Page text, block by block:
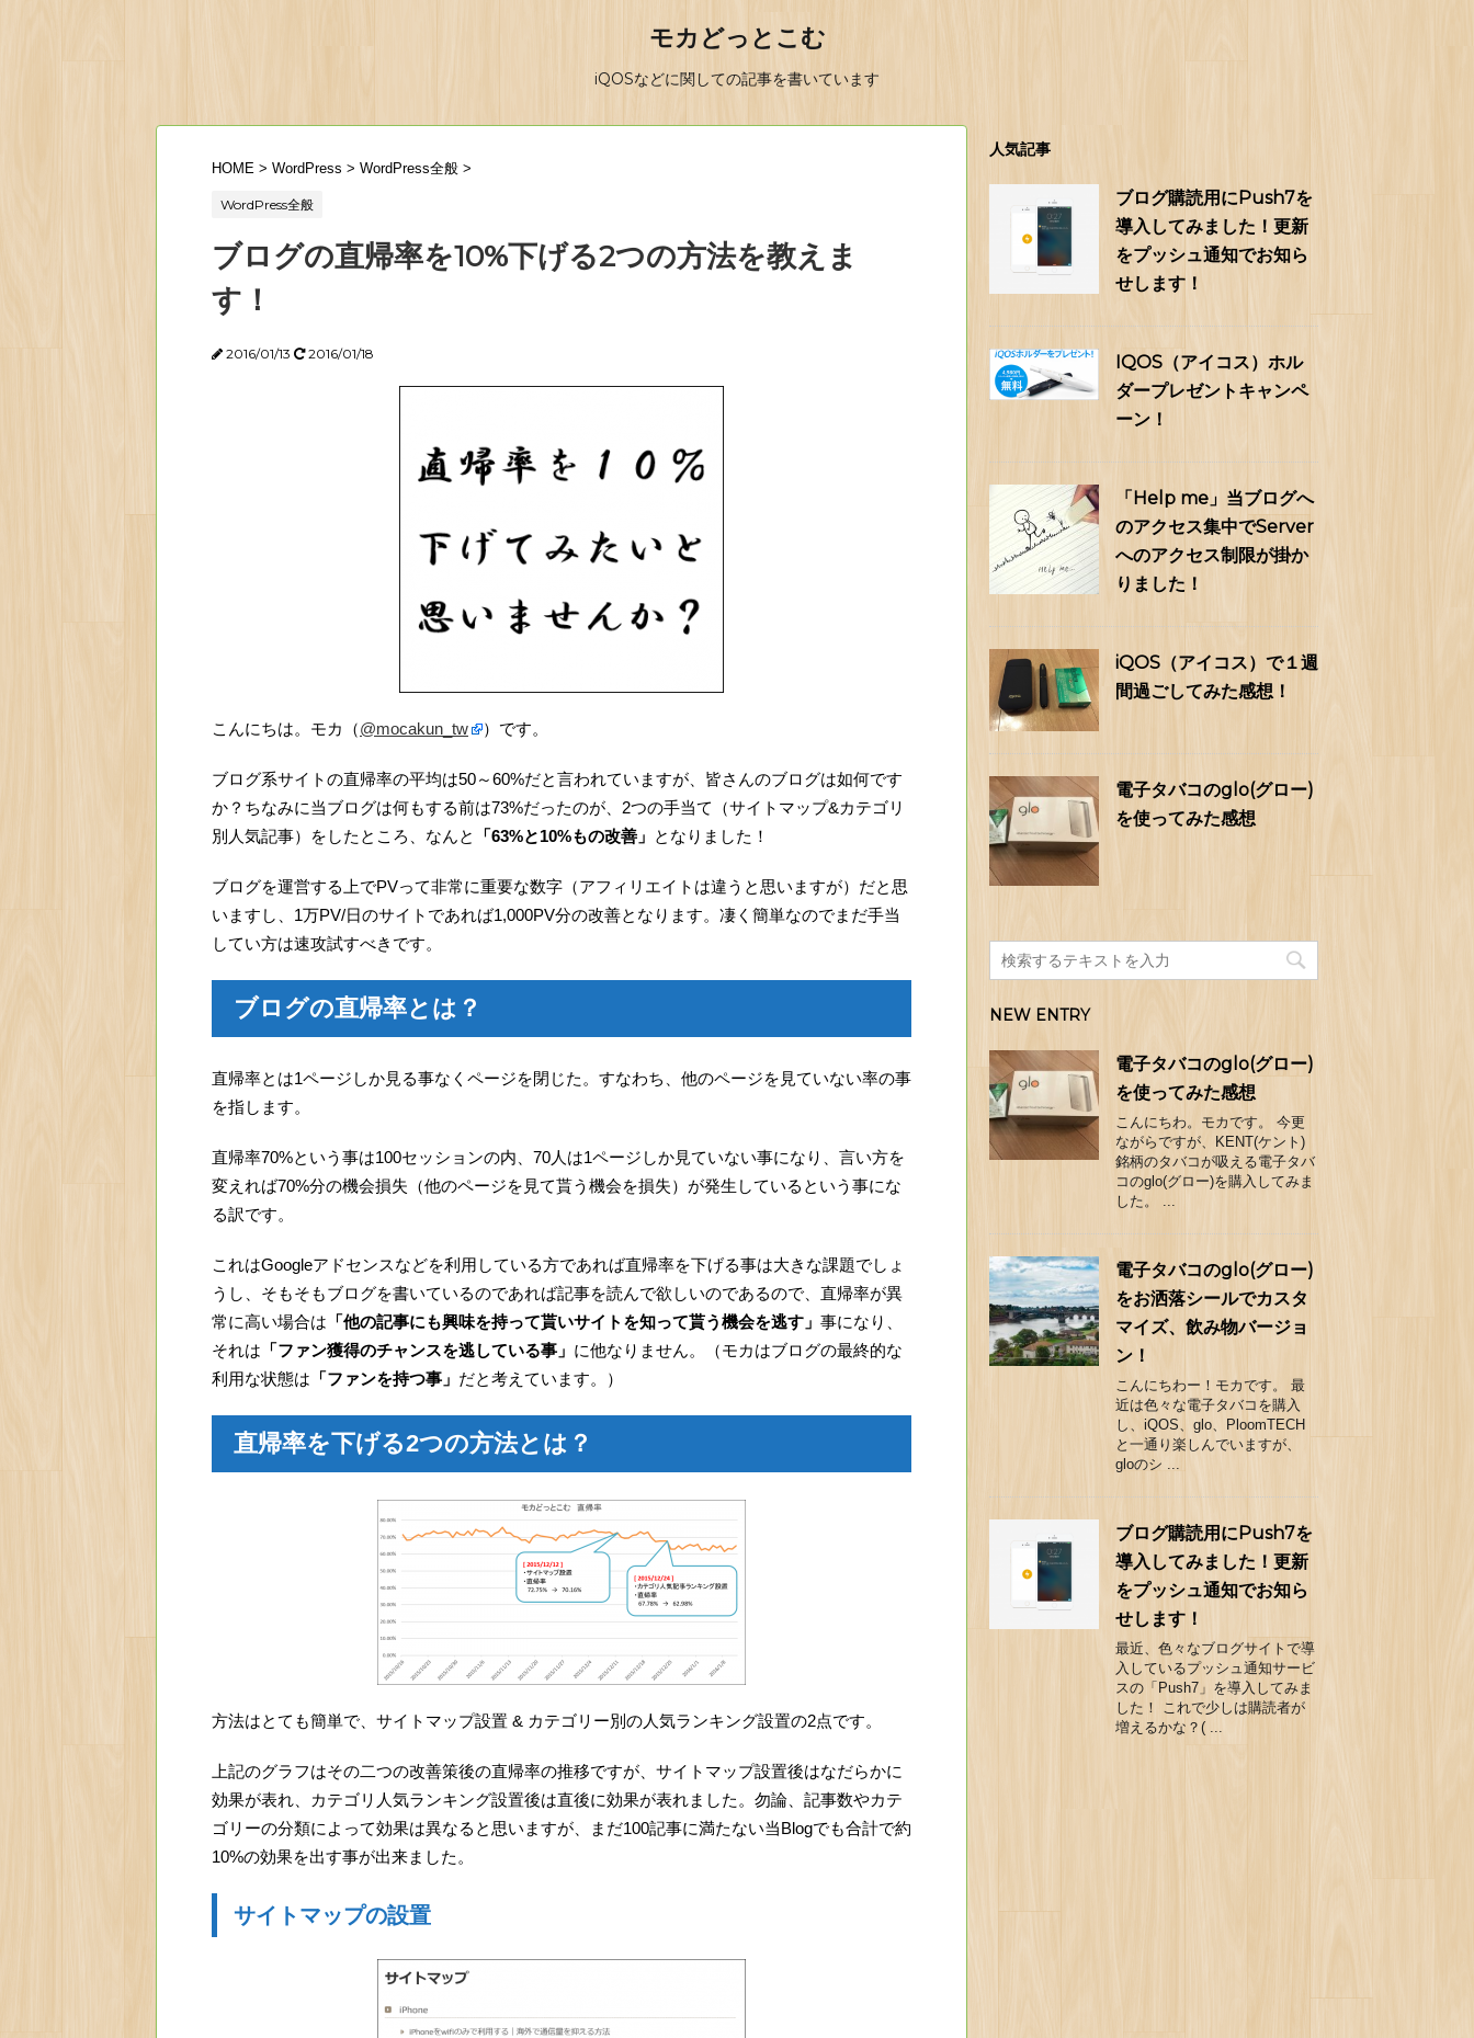
モカどっとこむ
iQOSなどに関しての記事を書いています
HOME > WordPress > WordPress全般 >
WordPress全般
ブログの直帰率を10%下げる2つの方法を教えま
す！
2016/01/13 2016/01/18
こんにちは。モカ（@mocakun_tw ）です。
ブログ系サイトの直帰率の平均は50～60%だと言われていますが、皆さんのブログは如何です
か？ちなみに当ブログは何もする前は73%だったのが、2つの手当て（サイトマップ&カテゴリ
別人気記事）をしたところ、なんと
「63%と10%もの改善」 となりました！
ブログを運営する上でPVって非常に重要な数字（アフィリエイトは違うと思いますが）だと思
いますし、1万PV/日のサイトであれば1,000PV分の改善となります。凄く簡単なのでまだ手当
してい方は速攻試すべきです。
ブログの直帰率とは？
直帰率とは1ページしか見る事なくページを閉じた。すなわち、他のページを見ていない率の事
を指します。
直帰率70%という事は100セッションの内、70人は1ページしか見ていない事になり、言い方を
変えれば70%分の機会損失（他のページを見て貰う機会を損失）が発生しているという事にな
る訳です。
これはGoogleアドセンスなどを利用している方であれば直帰率を下げる事は大きな課題でしょ
うし、そもそもブログを書いているのであれば記事を読んで欲しいのであるので、直帰率が異
常に高い場合は 「他の記事にも興味を持って貰いサイトを知って貰う機会を逃す」 事になり、
それは 「ファン獲得のチャンスを逃している事」 に他なりません。（モカはブログの最終的な
利用な状態は 「ファンを持つ事」 だと考えています。）
直帰率を下げる2つの方法とは？
方法はとても簡単で、サイトマップ設置 & カテゴリー別の人気ランキング設置の2点です。
上記のグラフはその二つの改善策後の直帰率の推移ですが、サイトマップ設置後はなだらかに
効果が表れ、カテゴリ人気ランキング設置後は直後に効果が表れました。勿論、記事数やカテ
ゴリーの分類によって効果は異なると思いますが、まだ100記事に満たない当Blogでも合計で約
10%の効果を出す事が出来ました。
サイトマップの設置
人気記事
ブログ購読用にPush7を
導入してみました！更新
をプッシュ通知でお知ら
せします！
IQOS（アイコス）ホル
ダープレゼントキャンペ
ーン！
「Help me」当ブログへ
のアクセス集中でServer
へのアクセス制限が掛か
りました！
iQOS（アイコス）で１週
間過ごしてみた感想！
電子タバコのglo(グロー)
を使ってみた感想
NEW ENTRY
電子タバコのglo(グロー)
を使ってみた感想
こんにちわ。モカです。 今更
ながらですが、KENT(ケント)
銘柄のタバコが吸える電子タバ
コのglo(グロー)を購入してみま
した。 ...
電子タバコのglo(グロー)
をお洒落シールでカスタ
マイズ、飲み物バージョ
ン！
こんにちわー！モカです。 最
近は色々な電子タバコを購入
し、iQOS、glo、PloomTECH
と一通り楽しんでいますが、
gloのシ ...
ブログ購読用にPush7を
導入してみました！更新
をプッシュ通知でお知ら
せします！
最近、色々なブログサイトで導
入しているプッシュ通知サービ
スの「Push7」を導入してみま
した！ これで少しは購読者が
増えるかな？( ...